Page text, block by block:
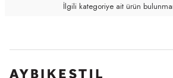
İlgili kategoriye ait ürün